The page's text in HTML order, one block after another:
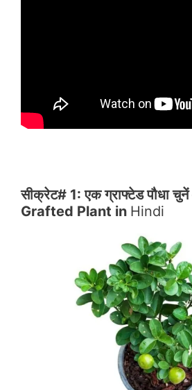
सीक्रेट# 1: एक ग्राफ्टेड पौधा
Grafted Plant in Hindi